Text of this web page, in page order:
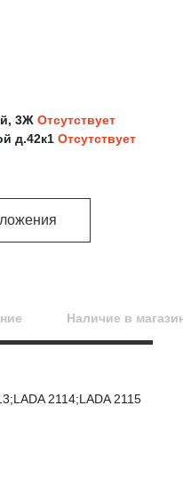
3Ж Отсутствует
д.42к1 Отсутствует
Наличие в
2114;LADA 2115